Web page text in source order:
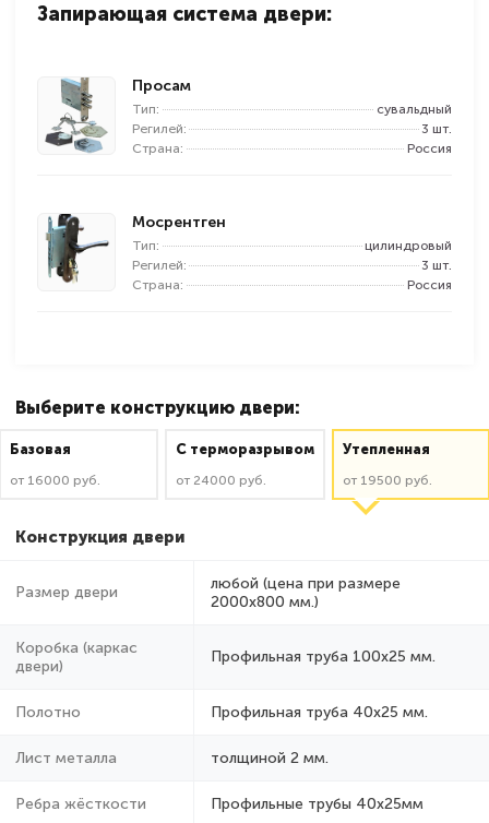
Запирающая система двери:
Просам
Тип:
сувальдный
Регилей:
3 шт.
Страна:
Россия
Мосрентген
Тип:
цилиндровый
Регилей:
3 шт.
Страна:
Россия
Выберите конструкцию двери:
Базовая
от 16000 руб.
C терморазрывом
от 24000 руб.
Утепленная
от 19500 руб.
Конструкция двери
Размер двери
любой (цена при размере
2000x800 мм.)
Коробка (каркас
двери)
Профильная труба 100х25 мм.
Полотно Профильная труба 40х25 мм.
Лист металла толщиной 2 мм.
Ребра жёсткости Профильные трубы 40х25мм